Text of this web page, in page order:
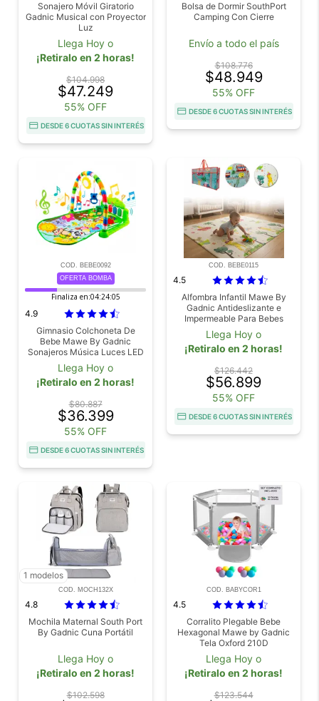
Sonajero Móvil Giratorio
Gadnic Musical con Proyector
Luz
Llega Hoy o
¡Retiralo en 2 horas!
$104.998
$47.249
55% OFF
DESDE 6 CUOTAS SIN INTERÉS
Bolsa de Dormir SouthPort
Camping Con Cierre
Envío a todo el país
$108.776
$48.949
55% OFF
DESDE 6 CUOTAS SIN INTERÉS
COD. BEBE0092
OFERTA BOMBA
Finaliza en:04:24:05
4.9
Gimnasio Colchoneta De
Bebe Mawe By Gadnic
Sonajeros Música Luces LED
Juguetes Didácticos
Llega Hoy o
¡Retiralo en 2 horas!
$80.887
$36.399
55% OFF
DESDE 6 CUOTAS SIN INTERÉS
COD. BEBE0115
4.5
Alfombra Infantil Mawe By
Gadnic Antideslizante e
Impermeable Para Bebes
Llega Hoy o
¡Retiralo en 2 horas!
$126.442
$56.899
55% OFF
DESDE 6 CUOTAS SIN INTERÉS
1 modelos
COD. MOCH132X
4.8
Mochila Maternal South Port
By Gadnic Cuna Portátil
Llega Hoy o
¡Retiralo en 2 horas!
$102.598
COD. BABYCOR1
4.5
Corralito Plegable Bebe
Hexagonal Mawe by Gadnic
Tela Oxford 210D
Llega Hoy o
¡Retiralo en 2 horas!
$123.544